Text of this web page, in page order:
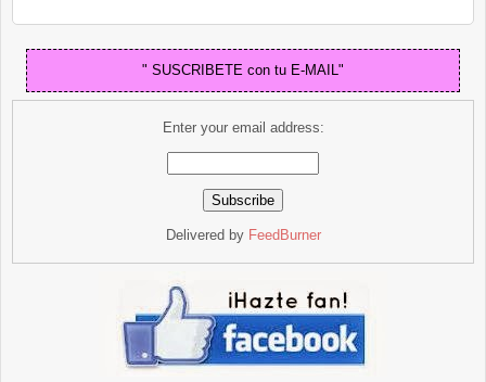
" SUSCRIBETE con tu E-MAIL"
Enter your email address:
Delivered by FeedBurner